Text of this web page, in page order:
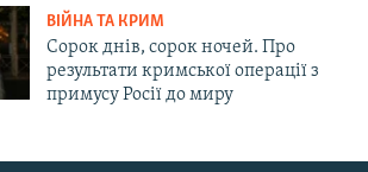
ВІЙНА ТА КРИМ
Сорок днів, сорок ночей. Про
результати кримської операції з
примусу Росії до миру